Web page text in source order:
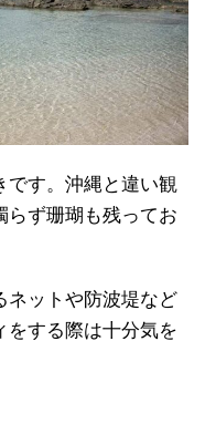
です。沖縄と違い観
らず珊瑚も残ってお
ネットや防波堤など
をする際は十分気を